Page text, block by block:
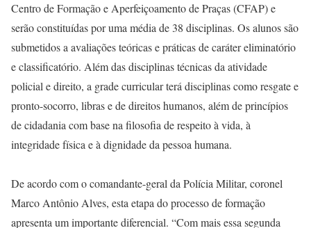
Centro de Formação e Aperfeiçoamento de Praças (CFAP) e
serão constituídas por uma média de 38 disciplinas. Os alunos são
submetidos a avaliações teóricas e práticas de caráter eliminatório
e classificatório. Além das disciplinas técnicas da atividade
policial e direito, a grade curricular terá disciplinas como resgate e
pronto-socorro, libras e de direitos humanos, além de princípios
de cidadania com base na filosofia de respeito à vida, à
integridade física e à dignidade da pessoa humana.
De acordo com o comandante-geral da Polícia Militar, coronel
Marco Antônio Alves, esta etapa do processo de formação
apresenta um importante diferencial. “Com mais essa segunda